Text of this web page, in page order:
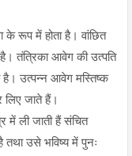
के रूप में होता है। वांछित
तंत्रिका आवेग की उत्पति
है। उत्पन्न आवेग मस्तिष्क
लिए जाते हैं।
ली जाती हैं संचित
तथा उसे भविष्य में पुनः